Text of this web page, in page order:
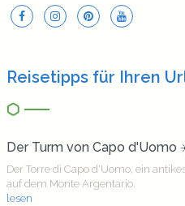
Reisetipps für Ihren
Der Turm von Capo
Der Torre di Capo d'Uomo, ein
auf dem Monte Argentario.
lesen